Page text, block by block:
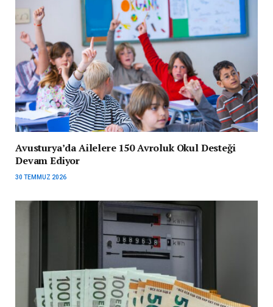
Avusturya’da Ailelere 150 Avroluk Okul Desteği
Devam Ediyor
30 TEMMUZ 2026